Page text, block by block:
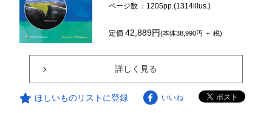
ページ数 ：1205pp.(1314illus.)
定価42,889円(本体38,990円 ＋ 税)
詳しく見る
ほしいものリストに登録 いいね